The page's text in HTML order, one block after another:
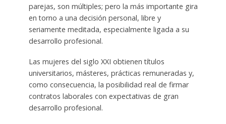
parejas, son múltiples; pero la más importante gira
en torno a una decisión personal, libre y
seriamente meditada, especialmente ligada a su
desarrollo profesional.
Las mujeres del siglo XXI obtienen títulos
universitarios, másteres, prácticas remuneradas y,
como consecuencia, la posibilidad real de firmar
contratos laborales con expectativas de gran
desarrollo profesional.